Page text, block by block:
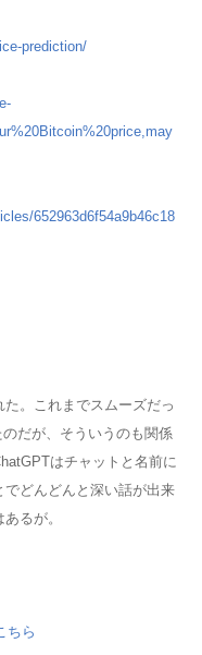
prediction/
652963d6f54a9b46c18
。これまでスムーズだっ
だが、そういうのも関係
はチャットと名前に
どんどんと深い話が出来
るが。
ちら